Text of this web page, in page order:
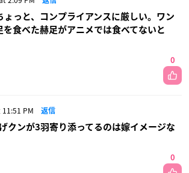
ょっと、コンプライアンスに厳しい。ワン
を食べた赫足がアニメでは食べてないと
0
PM 返信
クンが3羽寄り添ってるのは嫁イメージな
0